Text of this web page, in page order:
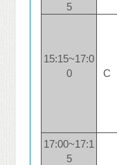
5
15:15~17:0
0
C
17:00~17:1
5